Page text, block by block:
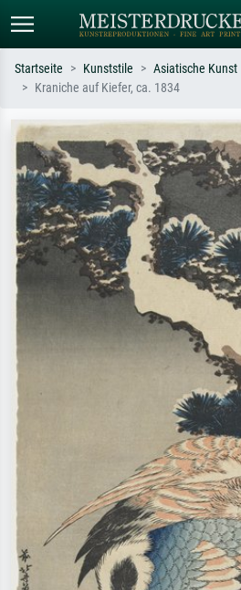
Suchen Sie nach Künstlern, Werktiteln
oder Stilen – z.B. Monet,
Sternennacht, Impressionismus, Welle
Hokusai, Akt.
Startseite Kunststile Asiatische Kunst
Kraniche auf Kiefer, ca. 1834